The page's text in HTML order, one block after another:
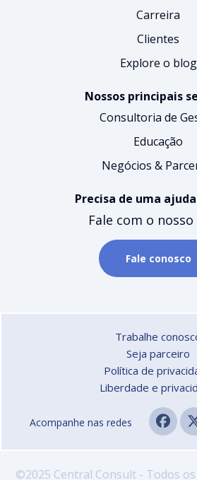
Carreira
Clientes
Explore o blog
Nossos principais
Consultoria de
Educação
Negócios &
Precisa de uma
Fale com o
Fale conosco
Trabalhe
Seja parceiro
Política de
Liberdade e
Acompanhe nas redes
©2025 Central Consult - Todos